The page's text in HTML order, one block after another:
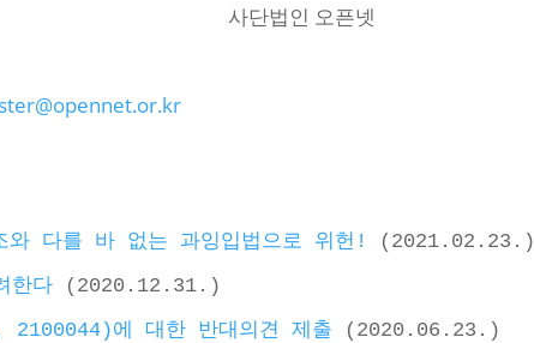
사단법인 오픈넷
와 다를 바 없는 과잉입법으로 위헌!
(2021.02.23.)
한다 (2020.12.31.)
2100044)에 대한 반대의견 제출 (2020.06.23.)